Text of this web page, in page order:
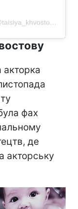
Допис, поширений Таїсія Хвостова (@taisiya_khvostova)
акторка
фах
де
акторську